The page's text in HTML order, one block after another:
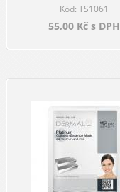
Kód: TS1061
55,00 Kč s DPH